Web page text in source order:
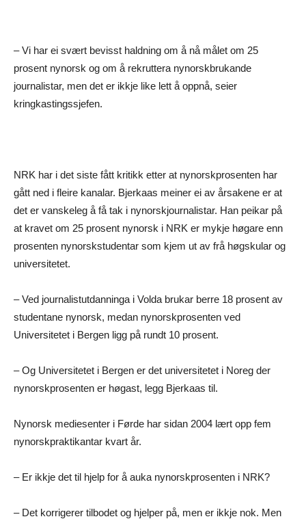
– Vi har ei svært bevisst haldning om å nå målet om 25
prosent nynorsk og om å rekruttera nynorskbrukande
journalistar, men det er ikkje like lett å oppnå, seier
kringkastingssjefen.
NRK har i det siste fått kritikk etter at nynorskprosenten har
gått ned i fleire kanalar. Bjerkaas meiner ei av årsakene er at
det er vanskeleg å få tak i nynorskjournalistar. Han peikar på
at kravet om 25 prosent nynorsk i NRK er mykje høgare enn
prosenten nynorskstudentar som kjem ut av frå høgskular og
universitetet.
– Ved journalistutdanninga i Volda brukar berre 18 prosent av
studentane nynorsk, medan nynorskprosenten ved
Universitetet i Bergen ligg på rundt 10 prosent.
– Og Universitetet i Bergen er det universitetet i Noreg der
nynorskprosenten er høgast, legg Bjerkaas til.
Nynorsk mediesenter i Førde har sidan 2004 lært opp fem
nynorskpraktikantar kvart år.
– Er ikkje det til hjelp for å auka nynorskprosenten i NRK?
– Det korrigerer tilbodet og hjelper på, men er ikkje nok. Men